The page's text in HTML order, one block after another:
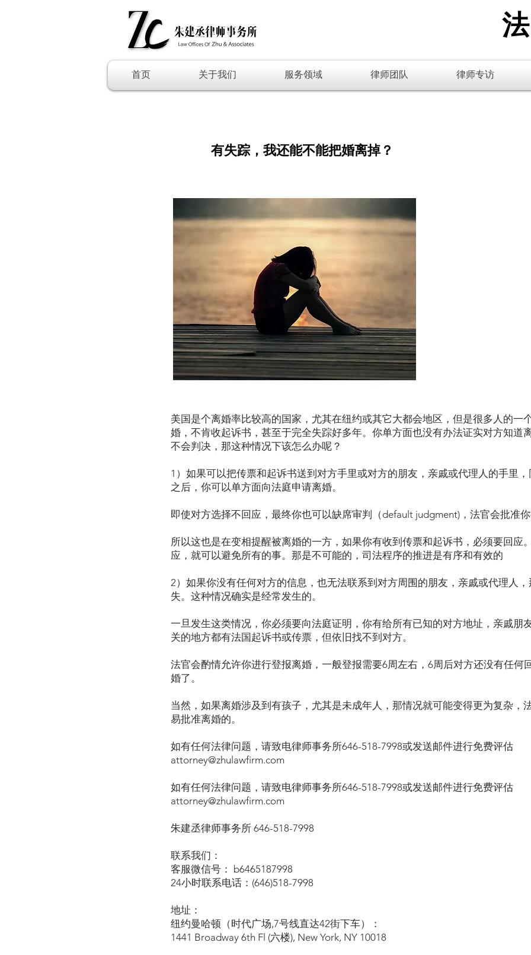
首页 关于我们 服务领域 律师团队 律师专访
有失踪，我还能不能把婚离掉？
美国是个离婚率比较高的国家，尤其在纽约或其它大都会地区，但是很多人的一
婚，不肯收起诉书，甚至于完全失踪好多年。你单方面也没有办法证实对方知道
不会判决，那这种情况下该怎么办呢？
1）如果可以把传票和起诉书送到对方手里或对方的朋友，亲戚或代理人的手里
之后，你可以单方面向法庭申请离婚。
即使对方选择不回应，最终你也可以缺席审判（default judgment)，法官会批准你
所以这也是在变相提醒被离婚的一方，如果你有收到传票和起诉书，必须要回应
应，就可以避免所有的事。那是不可能的，司法程序的推进是有序和有效的
2）如果你没有任何对方的信息，也无法联系到对方周围的朋友，亲戚或代理人
失。这种情况确实是经常发生的。
一旦发生这类情况，你必须要向法庭证明，你有给所有已知的对方地址，亲戚朋
关的地方都有法国起诉书或传票，但依旧找不到对方。
法官会酌情允许你进行登报离婚，一般登报需要6周左右，6周后对方还没有任何
婚了。
当然，如果离婚涉及到有孩子，尤其是未成年人，那情况就可能变得更为复杂，
易批准离婚的。
如有任何法律问题，请致电律师事务所646-518-7998或发送邮件进行免费评估
attorney@zhulawfirm.com
如有任何法律问题，请致电律师事务所646-518-7998或发送邮件进行免费评估
attorney@zhulawfirm.com
朱建丞律师事务所 646-518-7998
联系我们：
客服微信号： b6465187998
24小时联系电话：(646)518-7998
地址：
纽约曼哈顿（时代广场,7号线直达42街下车）：
1441 Broadway 6th Fl (六楼), New York, NY 10018